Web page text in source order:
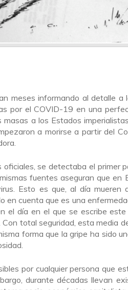
meses informando al detalle a
por el COVID-19 en una
masas a los Estados
a morirse a partir del
se detectaba el primer
fuentes aseguran que
Esto es que, al día mueren
en cuenta que es una
el día en el que se escribe
total seguridad, esta media
forma que la gripe ha sido
por cualquier persona que
durante décadas llevan